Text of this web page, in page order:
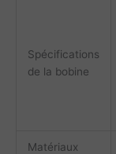
Spécifications
de la bobine
Matériaux